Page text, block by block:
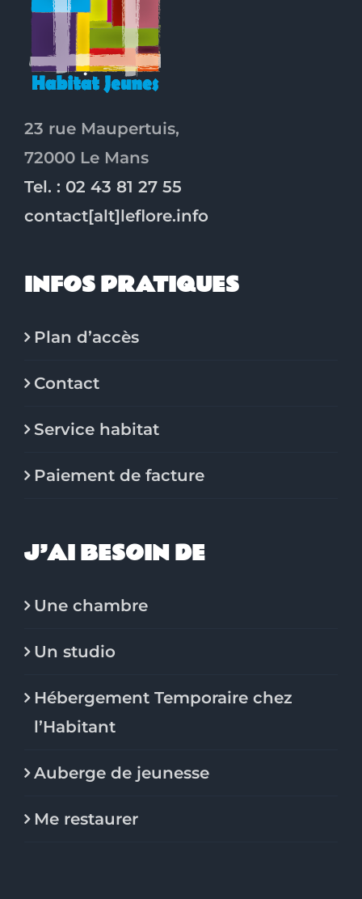
23 rue Maupertuis,
72000 Le Mans
Tel. : 02 43 81 27 55
contact[alt]leflore.info
INFOS PRATIQUES
Plan d’accès
Contact
Service habitat
Paiement de facture
J’AI BESOIN DE
Une chambre
Un studio
Hébergement Temporaire chez
l’Habitant
Auberge de jeunesse
Me restaurer